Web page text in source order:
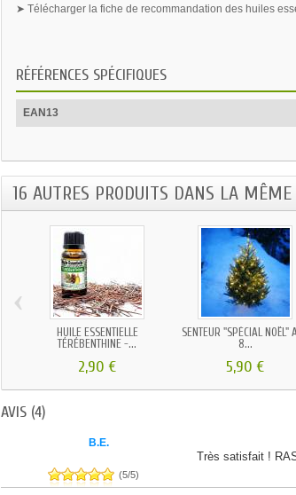
➤ Télécharger la fiche de recommandation des huiles
RÉFÉRENCES SPÉCIFIQUES
EAN13
16 AUTRES PRODUITS DANS LA MÊME
HUILE ESSENTIELLE
TÉRÉBENTHINE -...
2,90 €
SENTEUR "SPÉCIAL NOËL"
8...
5,90 €
‹
AVIS (4)
B.E.
(5/5)
Très satisfait !